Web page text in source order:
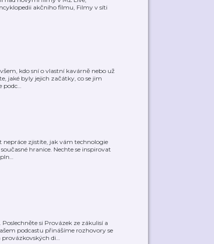
akčního filmu, Filmy v síti
kdo sní o vlastní kavárně nebo už
jaké byly jejich začátky, co se jim
podc…
nepráce zjistíte, jak vám technologie
hranice. Nechte se inspirovat
…
si Provázek ze zákulisí a
podcastu přinášíme rozhovory se
di…